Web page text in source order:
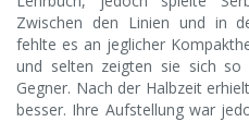
Zwischen den Linien und in
fehlte es an jeglicher
und selten zeigten sie sich
Gegner. Nach der Halbzeit
besser. Ihre Aufstellung war